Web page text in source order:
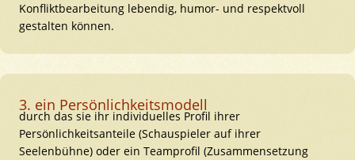
Konfliktbearbeitung lebendig, humor- und respektvoll
gestalten können.
3. ein Persönlichkeitsmodell
durch das sie ihr individuelles Profil ihrer
Persönlichkeitsanteile (Schauspieler auf ihrer
Seelenbühne) oder ein Teamprofil (Zusammensetzung